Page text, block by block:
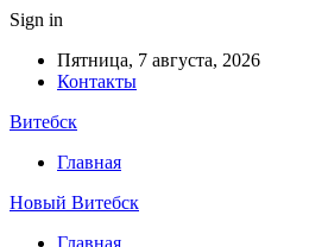
Sign in
Пятница, 7 августа, 2026
Контакты
Витебск
Главная
Новый Витебск
Главная